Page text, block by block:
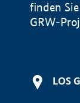
finden
GRW-
LOS